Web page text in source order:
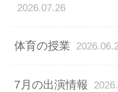
2026.07.26
体育の授業
7月の出演情報